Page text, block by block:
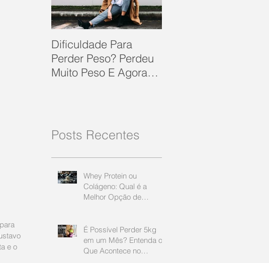
e o
Dificuldade Para
Perder Peso? Perdeu
Muito Peso E Agora
Posts Recentes
Whey Protein ou
Colágeno: Qual é a
Melhor Opção de
É Possível Perder 5kg
em um Mês? Entenda o
Que Acontece no